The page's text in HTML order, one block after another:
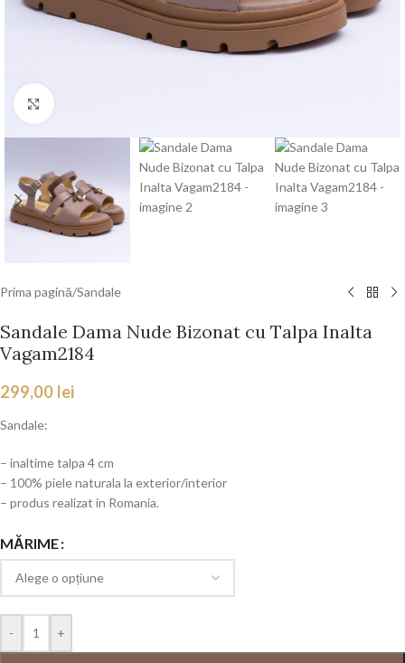
Prima pagină/Sandale
Sandale Dama Nude Bizonat cu Talpa Inalta
Vagam2184
299,00 lei
Sandale:
– inaltime talpa 4 cm
– 100% piele naturala la exterior/interior
– produs realizat in Romania.
MĂRIME
- +